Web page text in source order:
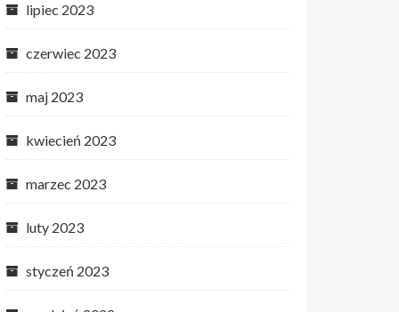
lipiec 2023
czerwiec 2023
maj 2023
kwiecień 2023
marzec 2023
luty 2023
styczeń 2023